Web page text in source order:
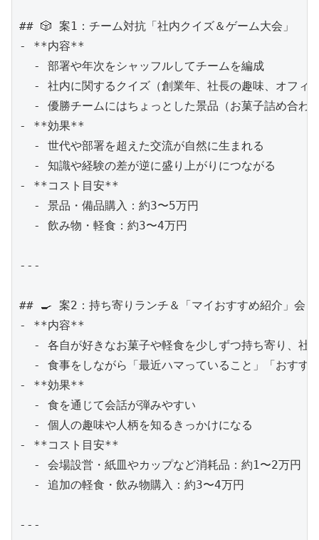
## 🎲 案1：チーム対抗「社内クイズ＆ゲーム大会」
- **内容**
  - 部署や年次をシャッフルしてチームを編成
- 社内に関するクイズ（創業年、社長の趣味、オフ
- 優勝チームにはちょっとした景品（お菓子詰め合
- **効果**
  - 世代や部署を超えた交流が自然に生まれる
  - 知識や経験の差が逆に盛り上がりにつながる
- **コスト目安**
  - 景品・備品購入：約3〜5万円
  - 飲み物・軽食：約3〜4万円
---
## 🍳 案2：持ち寄りランチ＆「マイおすすめ紹介」会
- **内容**
- 各自が好きなお菓子や軽食を少しずつ持ち寄り、
- 食事をしながら「最近ハマっていること」「おす
- **効果**
  - 食を通じて会話が弾みやすい
  - 個人の趣味や人柄を知るきっかけになる
- **コスト目安**
  - 会場設営・紙皿やカップなど消耗品：約1〜2万円
  - 追加の軽食・飲み物購入：約3〜4万円
---